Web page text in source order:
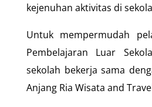
kejenuhan aktivitas di
Untuk mempermudah
Pembelajaran Luar
sekolah bekerja sama
Anjang Ria Wisata and